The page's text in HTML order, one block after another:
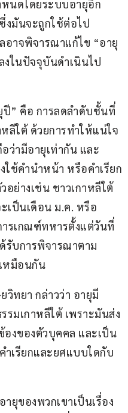
นดโดยระบบอายุอีก
งมันจะถูกใช้ต่อไป
อาจพิจารณาแก้ไข “อายุ
ในปัจจุบันดำเนินไป
ปี” คือ การลดลำดับชั้นที่
ลีใต้ ด้วยการทำให้แน่ใจ
ว่ามีอายุเท่ากัน และ
ช้คำนำหน้า หรือคำเรียก
อย่างเช่น ชาวเกาหลีใต้
เป็นเดือน ม.ค. หรือ
ารเกณฑ์ทหารตั้งแต่วันที่
รับการพิจารณาตาม
หมือนกัน
ทยา กล่าวว่า อายุมี
มเกาหลีใต้ เพราะมันส่ง
องของตัวบุคคล และเป็น
เรียกและยศแบบใดกับ
ยุของพวกเขาเป็นเรื่อง